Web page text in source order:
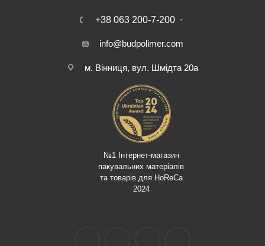
+38 063 200-7-200
info@budpolimer.com
м. Вінниця, вул. Шмідта 20а
№1 Інтернет-магазин
пакувальних матеріалів
та товарів для HoReCa
2024